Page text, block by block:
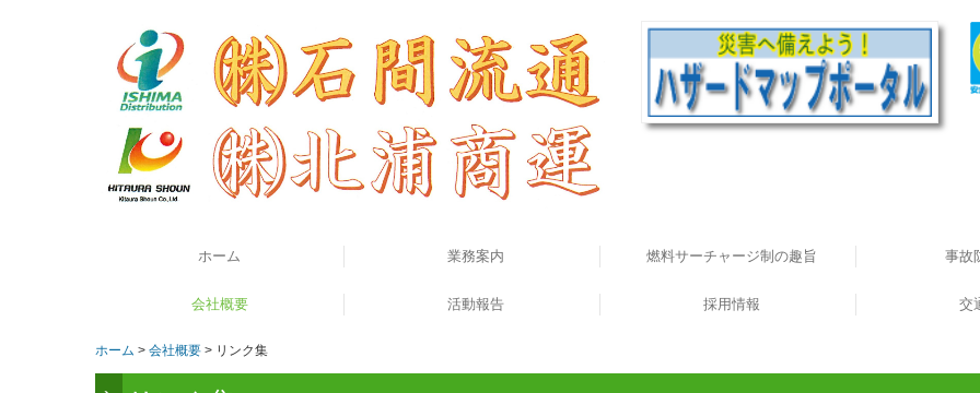
ホーム
過去のお知らせ
業務案内
業務委託までの流れ
保有車両の紹介
Q&A
燃料サーチャージ制の趣旨
燃料サーチャージ制の導入例
事故
G
会社概要
リンク集
活動報告 採用情報 交
ホーム 会社概要 リンク集